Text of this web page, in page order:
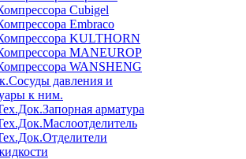
Cubigel
Embraco
KULTHORN
MANEUROP
WANSHENG
давления и
к ним.
арматура